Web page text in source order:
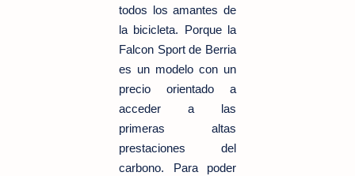
todos los amantes de
la bicicleta. Porque la
Falcon Sport de Berria
es un modelo con un
precio orientado a
acceder a las
primeras altas
prestaciones del
carbono. Para poder